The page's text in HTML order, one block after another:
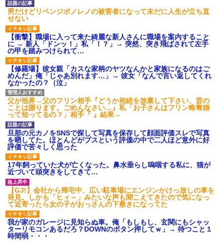
男だけどリベンジポノレノの被害者になって未だに人生が立ち直
せない
【衝撃】職場に入って来た綺麗な新人さんに職場を案内すること
に → 新人「ドンッ！」私「！？」→ 突然、突き飛ばされて左手
の甲を踏みつけられて…
【修羅場】彼女親「カスな家柄のヤツなんかと家族になるのはご
めんだ」俺「じゃあ別れます…」→ 彼女「なんで言い返してくれ
なかったの？（泣」
父が他界→父のフリン相手『どうか相続を放棄して下さい、昔の
ことは謝ります。ごめんなさい…』私「お子さんはフリン略奪婚
って知ってるの？」相手『 』結果→
旦那の元カノをSNSで探して写真を保存して顔面評価スレで写真
を晒してた。ほとんどがブスという評価の中で二人ほど意外に好
評価で苦々しく思った
17年飼っていた犬が亡くなった。鼻水垂らし嗚咽する私に、猫が
近づいて頭突きをしてきて…
【GJ!】会社から帰宅中、広い駐車場にエンジンかけっ放しの車を
発見。しかも「ヒィ～」みたいな声も聞こえてきたので気になっ
て近寄ったら女の子がおっさんの下敷きになってた
我が家のガレージに見知らぬ車。俺「もしもし、玄関にもシャッ
ターリモコンあるだろ？DOWNのボタン押してｗ」→ 待つこと１
時間弱・・・